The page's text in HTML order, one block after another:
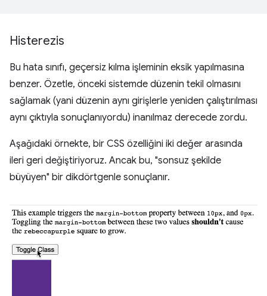
Histerezis
Bu hata sınıfı, geçersiz kılma işleminin eksik yapılmasına
benzer. Özetle, önceki sistemde düzenin tekil olmasını
sağlamak (yani düzenin aynı girişlerle yeniden çalıştırılması
aynı çıktıyla sonuçlanıyordu) inanılmaz derecede zordu.
Aşağıdaki örnekte, bir CSS özelliğini iki değer arasında
ileri geri değiştiriyoruz. Ancak bu, "sonsuz şekilde
büyüyen" bir dikdörtgenle sonuçlanır.